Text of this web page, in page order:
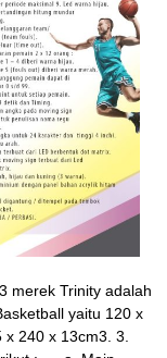
merek Trinity adalah
yaitu 120 x
x 240 x 13cm3. 3.